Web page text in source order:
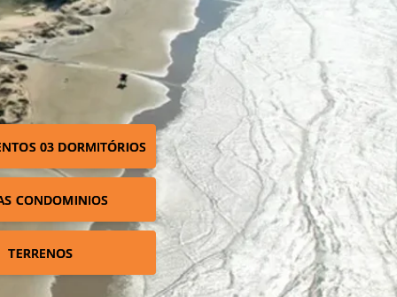
03 DORMITÓRIOS
CONDOMINIOS
TERRENOS